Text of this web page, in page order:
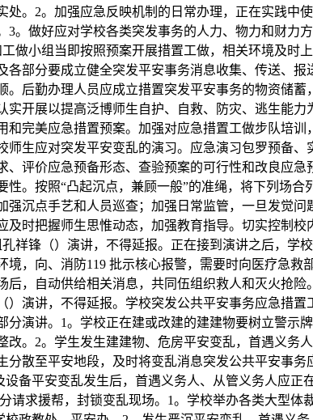
。2。加强应急反映机制的日常办理，正在实践中
。做好应对学校各类突发事务的人力、物力和财力
做小组当即按照预案开展措置工做，相关环境及时
部分要成立健全突发平安事务消息收集、传送、
后勤办理人员应成立措置突发平安事务的物资储蓄
开展以提高泛博师生自护、自救、防灾、逃生能力
完美应急措置预案。加强对应急措置工做步队培
生应对突发平安变乱的演习。应急演习包罗预备、
评价应急预备形态、查验预案的可行性和改良应
。按照“凸起沉点，兼顾一般”的准绳，将下列场
沉点手艺和人员巡查；加强日常监管，一旦发觉问
时把握师生思惟动态，加强教育指导。切实控制
祥锋（）演讲，不得延报。正在接到演讲之后，学
，向、消防119 批示核心报警，需要时向医疗急救
，自动供给相关消息，共同伍组织救人和灭火抢
演讲，不得延报。学校突发公共平安事务应急措
演讲。1。学校正在建或改建的建建物要树立警示
。2。学生发生建建物、危房平安变乱，首遇义务
散至平安地段，及时将变乱消息突发公共平安事
备平安变乱发生后，首遇义务人、从管义务人应正
请求援帮，封锁变乱现场。1。学校举办各类大型